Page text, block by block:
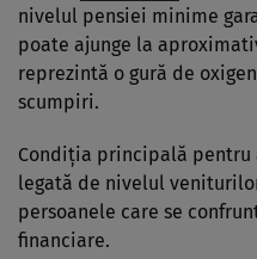
nivelul pensiei minime
poate ajunge la
reprezintă o gură de
scumpiri.
Condiția principală pentru
legată de nivelul
persoanele care se
financiare.